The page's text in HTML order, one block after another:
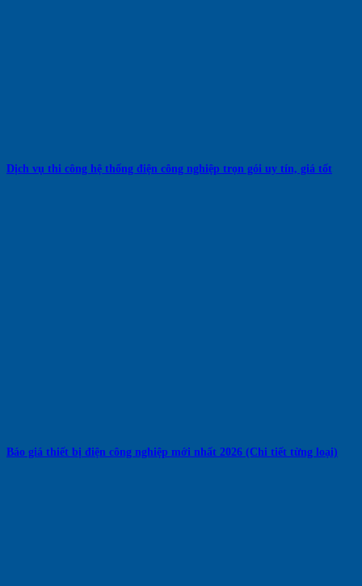
Dịch vụ thi công hệ thống điện công nghiệp trọn gói uy tín, giá tốt
Báo giá thiết bị điện công nghiệp mới nhất 2026 (Chi tiết từng loại)